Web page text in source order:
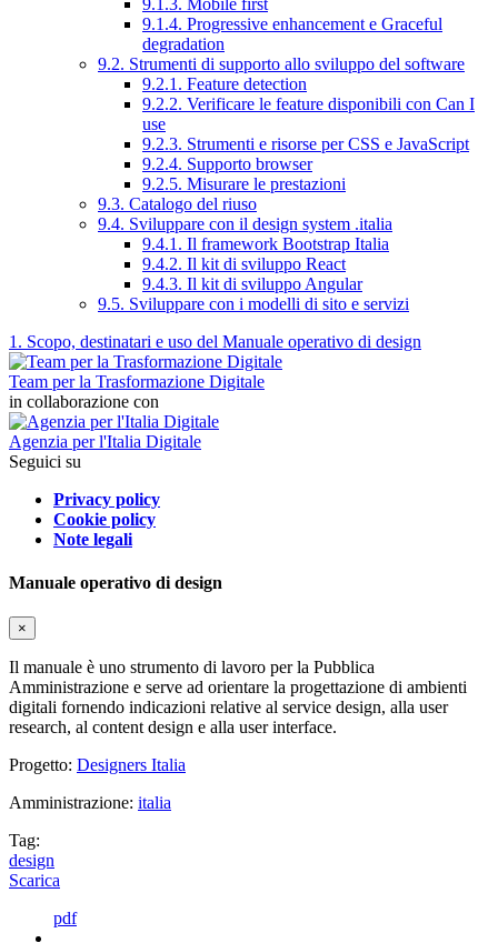
9.1.4. Progressive enhancement e Graceful
degradation
9.2. Strumenti di supporto allo sviluppo del software
9.2.1. Feature detection
9.2.2. Verificare le feature disponibili con Can I
use
9.2.3. Strumenti e risorse per CSS e JavaScript
9.2.4. Supporto browser
9.2.5. Misurare le prestazioni
9.3. Catalogo del riuso
9.4. Sviluppare con il design system .italia
9.4.1. Il framework Bootstrap Italia
9.4.2. Il kit di sviluppo React
9.4.3. Il kit di sviluppo Angular
9.5. Sviluppare con i modelli di sito e servizi
1. Scopo, destinatari e uso del Manuale operativo di design
Team per la Trasformazione Digitale
in collaborazione con
Agenzia per l'Italia Digitale
Seguici su
Privacy policy
Cookie policy
Note legali
Manuale operativo di design
×
Il manuale è uno strumento di lavoro per la Pubblica
Amministrazione e serve ad orientare la progettazione di ambienti
digitali fornendo indicazioni relative al service design, alla user
research, al content design e alla user interface.
Progetto: Designers Italia
Amministrazione: italia
Tag:
design
Scarica
pdf